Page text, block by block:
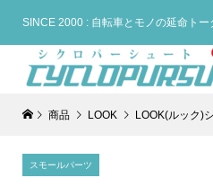
SINCE 2000 : 自転車とモノの延命トー
商品 LOOK LOOK(ルック)シート
スモールパーツ